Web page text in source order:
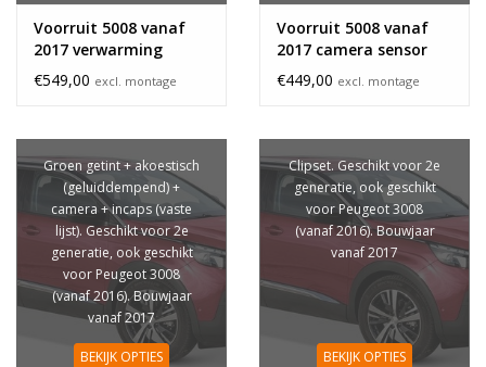
Voorruit 5008 vanaf
2017 verwarming
camera sensor
€549,00 excl. montage
Voorruit 5008 vanaf
2017 camera sensor
€449,00 excl. montage
Groen getint + akoestisch
(geluiddempend) +
camera + incaps (vaste
lijst). Geschikt voor 2e
generatie, ook geschikt
voor Peugeot 3008
(vanaf 2016). Bouwjaar
vanaf 2017
BEKIJK OPTIES
Clipset. Geschikt voor 2e
generatie, ook geschikt
voor Peugeot 3008
(vanaf 2016). Bouwjaar
vanaf 2017
BEKIJK OPTIES